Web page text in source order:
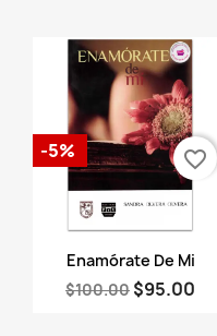
Vista rápida
Enamórate De Mi
$100.00 $95.00
-5% favorite_border